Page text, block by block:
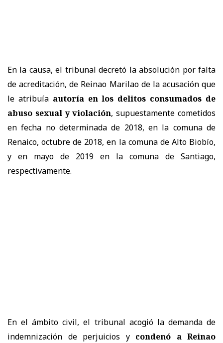
En la causa, el tribunal decretó la absolución por falta
de acreditación, de Reinao Marilao de la acusación que
le atribuíaautoría en los delitos consumados de
abuso sexual y violación, supuestamente cometidos
en fecha no determinada de 2018, en la comuna de
Renaico, octubre de 2018, en la comuna de Alto Biobío,
y en mayo de 2019 en la comuna de Santiago,
respectivamente.
En el ámbito civil, el tribunal acogió la demanda de
indemnización de perjuicios y condenó a Reinao